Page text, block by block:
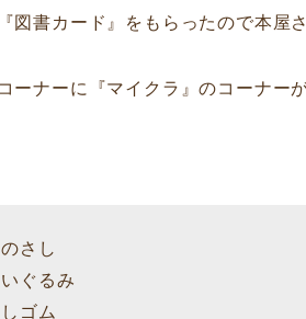
図書カード』をもらったので本屋
ーナーに『マイクラ』のコーナー
さし
ぐるみ
ゴム